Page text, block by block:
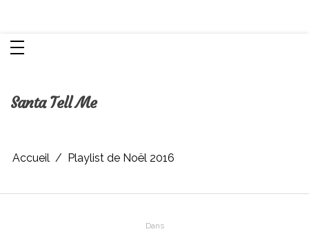
Santa Tell Me
Accueil Playlist de Noël 2016
Dans